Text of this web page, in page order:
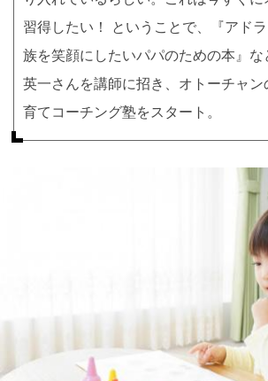
習得したい！ ということで、『アド
族を笑顔にしたいパパのための本』な
英一さんを講師に招き、オトーチャン
育てコーチング塾をスタート。